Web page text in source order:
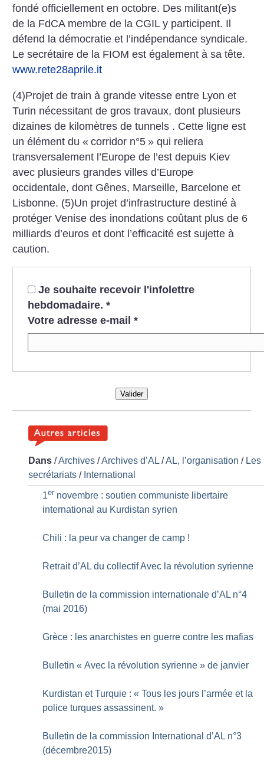
fondé officiellement en octobre. Des militant(e)s
de la FdCA membre de la CGIL y participent. Il
défend la démocratie et l’indépendance syndicale.
Le secrétaire de la FIOM est également à sa tête.
www.rete28aprile.it
(4)Projet de train à grande vitesse entre Lyon et
Turin nécessitant de gros travaux, dont plusieurs
dizaines de kilomètres de tunnels . Cette ligne est
un élément du « corridor n°5 » qui reliera
transversalement l’Europe de l’est depuis Kiev
avec plusieurs grandes villes d’Europe
occidentale, dont Gênes, Marseille, Barcelone et
Lisbonne. (5)Un projet d’infrastructure destiné à
protéger Venise des inondations coûtant plus de 6
milliards d’euros et dont l’efficacité est sujette à
caution.
Je souhaite recevoir l'infolettre
hebdomadaire. *
Votre adresse e-mail *
Valider
Dans /Archives /Archives d’AL/AL, l’organisation / Les
secrétariats / International
1er novembre : soutien communiste libertaire
international au Kurdistan syrien
Chili : la peur va changer de camp !
Retrait d’AL du collectif Avec la révolution syrienne
Bulletin de la commission internationale d’AL n°4
(mai 2016)
Grèce : les anarchistes en guerre contre les mafias
Bulletin « Avec la révolution syrienne » de janvier
Kurdistan et Turquie : « Tous les jours l’armée et la
police turques assassinent. »
Bulletin de la commission International d’AL n°3
(décembre2015)